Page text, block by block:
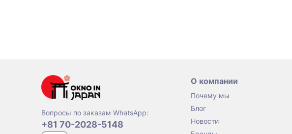
Вопросы по заказам WhatsApp:
+81 70-2028-5148
О компании
Почему мы
Блог
Новости